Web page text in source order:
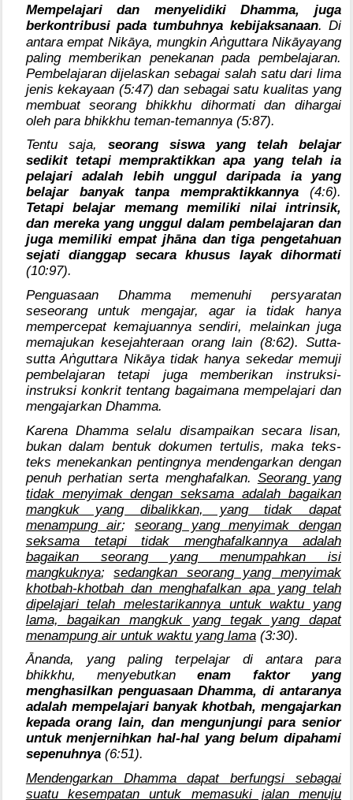
Mempelajari dan menyelidiki Dhamma, juga
berkontribusi pada tumbuhnya kebijaksanaan. Di
antara empat Nikāya, mungkin Aṅguttara Nikāyayang
paling memberikan penekanan pada pembelajaran.
Pembelajaran dijelaskan sebagai salah satu dari lima
jenis kekayaan (5:47) dan sebagai satu kualitas yang
membuat seorang bhikkhu dihormati dan dihargai
oleh para bhikkhu teman-temannya (5:87).
Tentu saja, seorang siswa yang telah belajar
sedikit tetapi mempraktikkan apa yang telah ia
pelajari adalah lebih unggul daripada ia yang
belajar banyak tanpa mempraktikkannya(4:6).
Tetapi belajar memang memiliki nilai intrinsik,
dan mereka yang unggul dalam pembelajaran dan
juga memiliki empat jhāna dan tiga pengetahuan
sejati dianggap secara khusus layak dihormati
(10:97).
Penguasaan Dhamma memenuhi persyaratan
seseorang untuk mengajar, agar ia tidak hanya
mempercepat kemajuannya sendiri, melainkan juga
memajukan kesejahteraan orang lain (8:62). Sutta-
sutta Aṅguttara Nikāya tidak hanya sekedar memuji
pembelajaran tetapi juga memberikan instruksi-
instruksi konkrit tentang bagaimana mempelajari dan
mengajarkan Dhamma.
Karena Dhamma selalu disampaikan secara lisan,
bukan dalam bentuk dokumen tertulis, maka teks-
teks menekankan pentingnya mendengarkan dengan
penuh perhatian serta menghafalkan. Seorang yang
tidak menyimak dengan seksama adalah bagaikan
mangkuk yang dibalikkan, yang tidak dapat
menampung air;seorang yang menyimak dengan
seksama tetapi tidak menghafalkannya adalah
bagaikan seorang yang menumpahkan isi
mangkuknya;sedangkan seorang yang menyimak
khotbah-khotbah dan menghafalkan apa yang telah
dipelajari telah melestarikannya untuk waktu yang
lama, bagaikan mangkuk yang tegak yang dapat
menampung air untuk waktu yang lama(3:30).
Ānanda, yang paling terpelajar di antara para
bhikkhu, menyebutkanenam faktor yang
menghasilkan penguasaan Dhamma, di antaranya
adalah mempelajari banyak khotbah, mengajarkan
kepada orang lain, dan mengunjungi para senior
untuk menjernihkan hal-hal yang belum dipahami
sepenuhnya(6:51).
Mendengarkan Dhamma dapat berfungsi sebagai
suatu kesempatan untuk memasuki jalan menuju